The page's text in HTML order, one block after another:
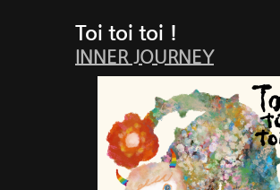
Toi toi toi !
INNER JOURNEY